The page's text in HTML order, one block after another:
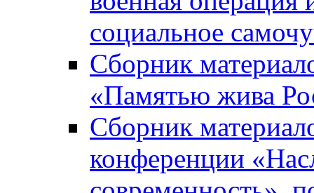
социальное
Сборник
«Памятью жива
Сборник
конференции